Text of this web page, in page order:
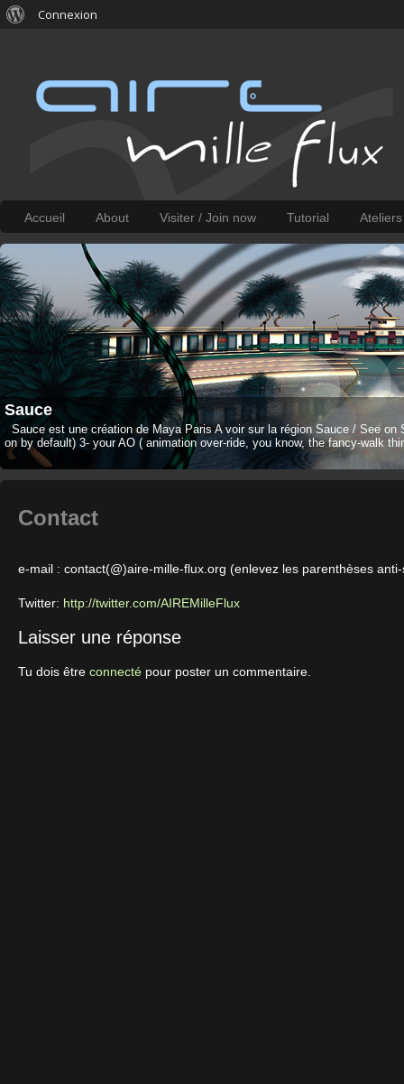
Accueil About Visiter / Join now Tutorial
Sauce
Sauce est une création de Maya Paris A voir sur la région Sauce / See
on by default) 3- your AO ( animation over-ride, you know, the fancy-walk
Contact
e-mail : contact(@)aire-mille-flux.org (enlevez les parenthèses
Twitter: http://twitter.com/AIREMilleFlux
Laisser une réponse
Tu dois être connecté pour poster un commentaire.
Connexion